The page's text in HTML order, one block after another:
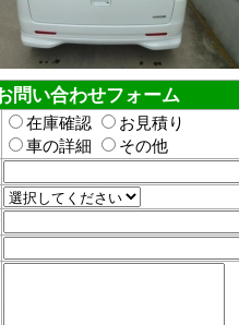
問い合わせフォーム
在庫確認
お見積り
車の詳細
その他